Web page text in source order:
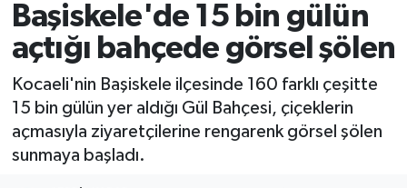
Başiskele'de 15 bin gülün
açtığı bahçede görsel şölen
Kocaeli'nin Başiskele ilçesinde 160 farklı çeşitte
15 bin gülün yer aldığı Gül Bahçesi, çiçeklerin
açmasıyla ziyaretçilerine rengarenk görsel şölen
sunmaya başladı.